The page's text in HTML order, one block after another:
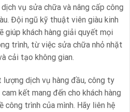
vụ sửa chữa và nâng cấp công
Đội ngũ kỹ thuật viên giàu kinh
giúp khách hàng giải quyết mọi
trình, từ việc sửa chữa nhỏ nhặt
cải tạo không gian.
lượng dịch vụ hàng đầu, công ty
kết mang đến cho khách hàng
công trình của mình. Hãy liên hệ